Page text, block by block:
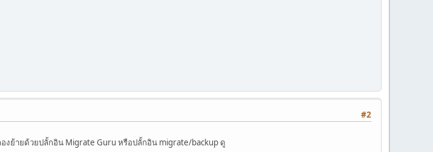
#2
ย้ายด้วยปลั้กอิน Migrate Guru หรือปลั้กอิน migrate/backup ดู